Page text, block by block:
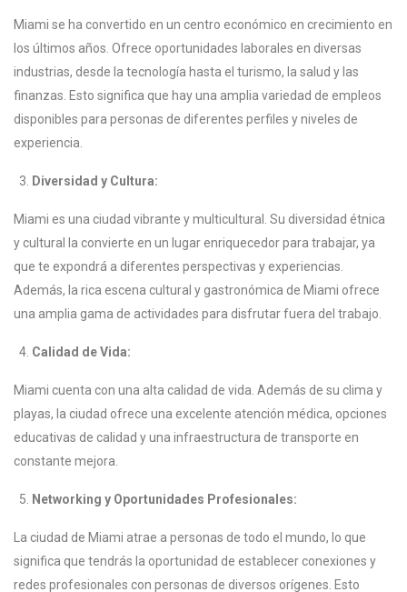
Miami se ha convertido en un centro económico en crecimiento en
los últimos años. Ofrece oportunidades laborales en diversas
industrias, desde la tecnología hasta el turismo, la salud y las
finanzas. Esto significa que hay una amplia variedad de empleos
disponibles para personas de diferentes perfiles y niveles de
experiencia.
Diversidad y Cultura:
Miami es una ciudad vibrante y multicultural. Su diversidad étnica
y cultural la convierte en un lugar enriquecedor para trabajar, ya
que te expondrá a diferentes perspectivas y experiencias.
Además, la rica escena cultural y gastronómica de Miami ofrece
una amplia gama de actividades para disfrutar fuera del trabajo.
Calidad de Vida:
Miami cuenta con una alta calidad de vida. Además de su clima y
playas, la ciudad ofrece una excelente atención médica, opciones
educativas de calidad y una infraestructura de transporte en
constante mejora.
Networking y Oportunidades Profesionales:
La ciudad de Miami atrae a personas de todo el mundo, lo que
significa que tendrás la oportunidad de establecer conexiones y
redes profesionales con personas de diversos orígenes. Esto